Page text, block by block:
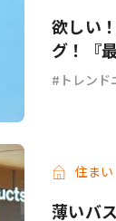
欲しい
グ！『
トレンド
住まい
薄いバ